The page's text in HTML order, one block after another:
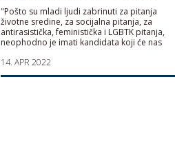
"Pošto su mladi ljudi zabrinuti za pitanja
životne sredine, za socijalna pitanja, za
antirasistička, feministička i LGBTK pitanja,
neophodno je imati kandidata koji će nas
14. APR 2022